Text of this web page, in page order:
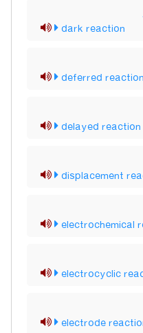
dark reaction
deferred reaction
delayed reaction
displacement
electrochemical
electrocyclic
electrode